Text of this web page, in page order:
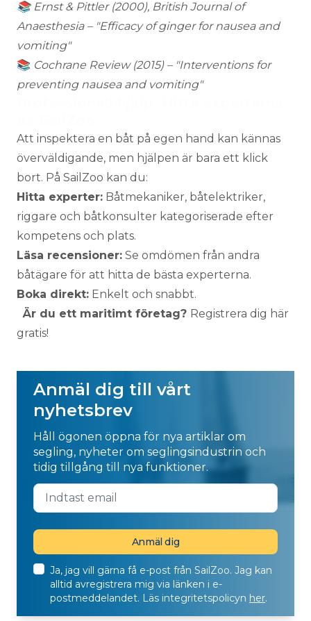
📚 Ernst & Pittler (2000), British Journal of
Anaesthesia – "Efficacy of ginger for nausea and
vomiting"
📚 Cochrane Review (2015) – "Interventions for
preventing nausea and vomiting"
Att inspektera en båt på egen hand kan kännas
överväldigande, men hjälpen är bara ett klick
bort. På SailZoo kan du:
Hitta experter: Båtmekaniker, båtelektriker,
riggare och båtkonsulter kategoriserade efter
kompetens och plats.
Läsa recensioner: Se omdömen från andra
båtägare för att hitta de bästa experterna.
Boka direkt: Enkelt och snabbt.
Är du ett maritimt företag? Registrera dig här
gratis!
Anmäl dig till vårt
nyhetsbrev
Håll ögonen öppna för nya artiklar om
segling, nyheter om seglingsindustrin och
tidig tillgång till nya funktioner.
Ja, jag vill gärna få e-post från SailZoo. Jag kan
alltid avregistrera mig via länken i e-
postmeddelandet. Läs integritetspolicyn her.